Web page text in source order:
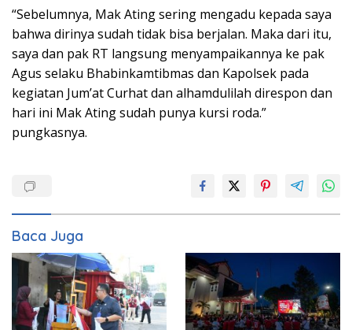
“Sebelumnya, Mak Ating sering mengadu kepada saya
bahwa dirinya sudah tidak bisa berjalan. Maka dari itu,
saya dan pak RT langsung menyampaikannya ke pak
Agus selaku Bhabinkamtibmas dan Kapolsek pada
kegiatan Jum’at Curhat dan alhamdulilah direspon dan
hari ini Mak Ating sudah punya kursi roda.”
pungkasnya.
Baca Juga